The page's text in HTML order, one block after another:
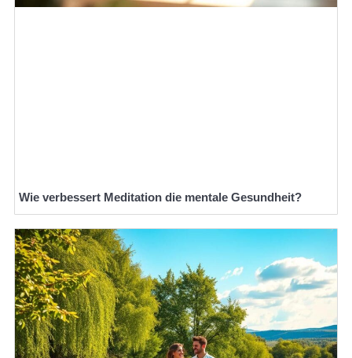
Wie verbessert Meditation die mentale Gesundheit?